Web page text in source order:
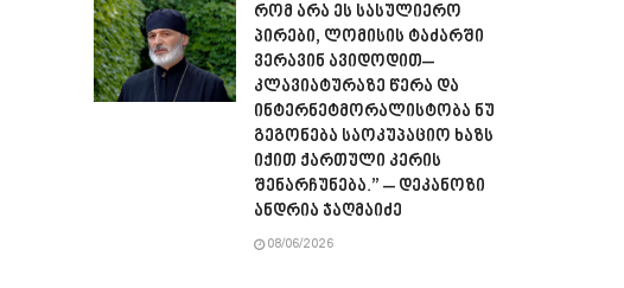
რომ არა ეს სასულიერო
პირები, ლომისის ტაძარში
ვერავინ ავიდოდით–
კლავიატურაზე წერა და
ინტერნეტმორალისტობა ნუ
გეგონება საოკუპაციო ხაზს
იქით ქართული კერის
შენარჩუნება.” – დეკანოზი
ანდრია ჯაღმაიძე
08/06/2026